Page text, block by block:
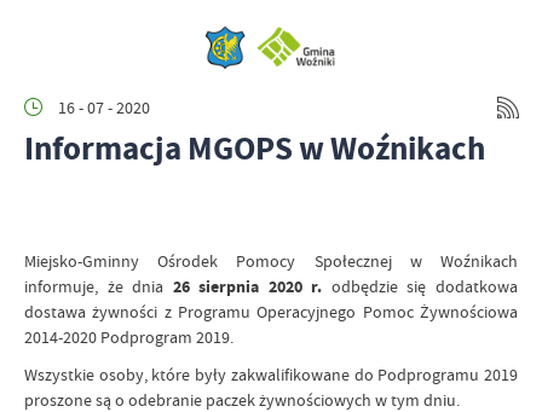
16 - 07 - 2020
Informacja MGOPS w Woźnikach
Miejsko-Gminny Ośrodek Pomocy Społecznej w Woźnikach
informuje, że dnia 26 sierpnia 2020 r. odbędzie się dodatkowa
dostawa żywności z Programu Operacyjnego Pomoc Żywnościowa
2014-2020 Podprogram 2019.
Wszystkie osoby, które były zakwalifikowane do Podprogramu 2019
proszone są o odebranie paczek żywnościowych w tym dniu.